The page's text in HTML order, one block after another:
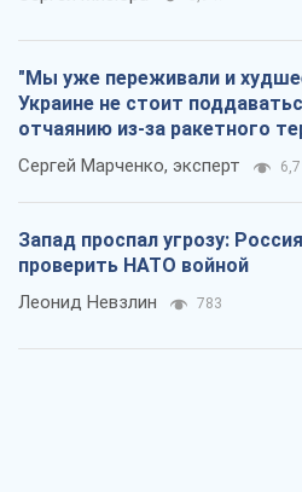
"Мы уже переживали и
Украине не стоит
отчаянию из-за ракетного
Сергей Марченко, эксперт 6,7
Запад проспал угрозу:
проверить НАТО войной
Леонид Невзлин 783